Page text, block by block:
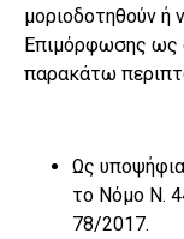
μοριοδοτηθούν ή
Επιμόρφωσης ως
παρακάτω
Ως
το Νόμο Ν.
78/2017.